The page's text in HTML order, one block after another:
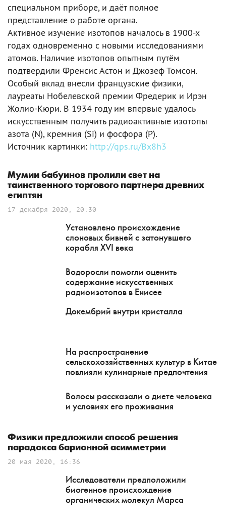
специальном приборе, и даёт полное
представление о работе органа.
Активное изучение изотопов началось в 1900-х
годах одновременно с новыми исследованиями
атомов. Наличие изотопов опытным путём
подтвердили Френсис Астон и Джозеф Томсон.
Особый вклад внесли французские физики,
лауреаты Нобелевской премии Фредерик и Ирэн
Жолио-Кюри. В 1934 году им впервые удалось
искусственным получить радиоактивные изотопы
азота (N), кремния (Si) и фосфора (P).
Источник картинки: http://qps.ru/Bx8h3
Мумии бабуинов пролили свет на
таинственного торгового партнера древних
египтян
17 декабря 2020, 20:30
Установлено происхождение
слоновых бивней с затонувшего
корабля XVI века
Водоросли помогли оценить
содержание искусственных
радиоизотопов в Енисее
Докембрий внутри кристалла
На распространение
сельскохозяйственных культур в Китае
повлияли кулинарные предпочтения
Волосы рассказали о диете человека
и условиях его проживания
Физики предложили способ решения
парадокса барионной асимметрии
20 мая 2020, 16:36
Исследователи предположили
биогенное происхождение
органических молекул Марса